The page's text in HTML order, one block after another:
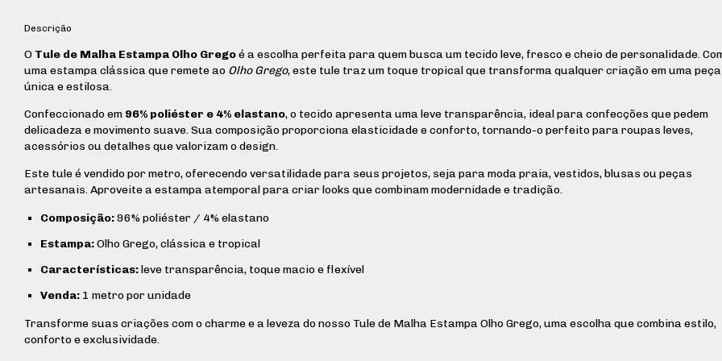
Descrição
O Tule de Malha Estampa Olho Gregoé a escolha perfeita para quem busca um tecido leve, fresco e cheio de personalidade.
uma estampa clássica que remete ao Olho Grego, este tule traz um toque tropical que transforma qualquer criação em uma peça
única e estilosa.
Confeccionado em 96% poliéster e 4% elastano, o tecido apresenta uma leve transparência, ideal para confecções que pedem
delicadeza e movimento suave. Sua composição proporciona elasticidade e conforto, tornando-o perfeito para roupas leves,
acessórios ou detalhes que valorizam o design.
Este tule é vendido por metro, oferecendo versatilidade para seus projetos, seja para moda praia, vestidos, blusas ou peças
artesanais. Aproveite a estampa atemporal para criar looks que combinam modernidade e tradição.
Composição:96% poliéster / 4% elastano
Estampa:Olho Grego, clássica e tropical
Características:leve transparência, toque macio e flexível
Venda: 1 metro por unidade
Transforme suas criações com o charme e a leveza do nosso Tule de Malha Estampa Olho Grego, uma escolha que combina estilo,
conforto e exclusividade.